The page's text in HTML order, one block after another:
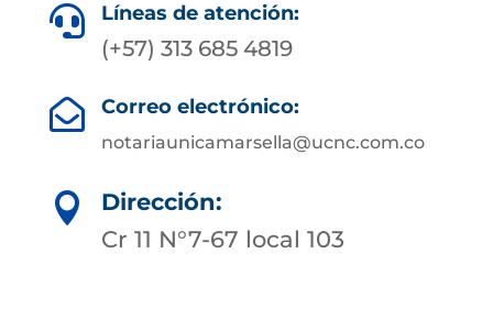
 Líneas de atención:
(+57) 313 685 4819
 Correo electrónico:
notariaunicamarsella@ucnc.com.co

Dirección:
Cr 11 N°7-67 local 103